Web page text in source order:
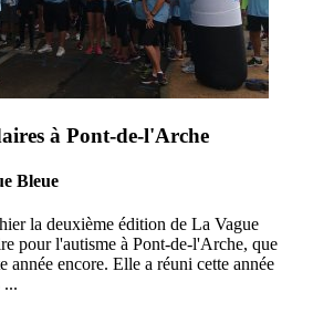
à Pont-de-l'Arche
Bleue
la deuxième édition de La Vague
pour l'autisme à Pont-de-l'Arche, que
année encore. Elle a réuni cette année
...